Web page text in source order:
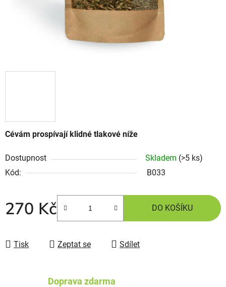
Cévám prospívají klidné tlakové níže
Dostupnost Skladem (>5 ks)
Kód:
B033
270 Kč DO KOŠÍKU
Tisk Zeptat se Sdílet
Doprava zdarma